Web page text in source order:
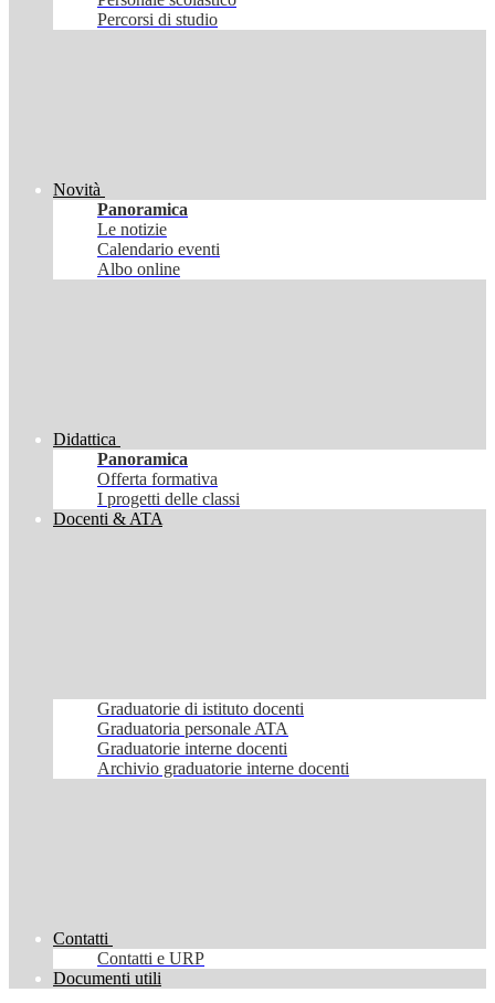
Percorsi di studio
Novità
Panoramica
Le notizie
Calendario eventi
Albo online
Didattica
Panoramica
Offerta formativa
I progetti delle classi
Docenti & ATA
Graduatorie di istituto docenti
Graduatoria personale ATA
Graduatorie interne docenti
Archivio graduatorie interne docenti
Contatti
Contatti e URP
Documenti utili